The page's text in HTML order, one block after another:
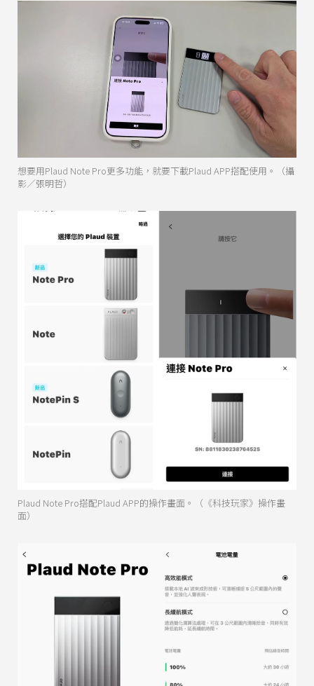
想要用Plaud Note Pro更多功能，就要下載Plaud APP搭配使用。（攝
影／張明哲）
Plaud Note Pro搭配Plaud APP的操作畫面。（《科技玩家》操作畫
面）